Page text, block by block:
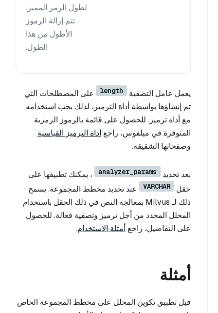
لطول الرمز المميز.
تتم إزالة الرموز
الأطول من هذا
الطول.
يعمل عامل التصفية length
على المصطلحات التي
تم إنشاؤها بواسطة أداة الترميز، لذلك يجب استخدامه
مع أداة ترميز. للحصول على قائمة بالرموز الرمزية
المتوفرة في ميلفوس، راجع أداة الترميز القياسية
وصفحاتها الشقيقة.
بعد تحديد analyzer_params
، يمكنك تطبيقها على
حقل
VARCHAR
عند تحديد مخطط المجموعة. يسمح
ذلك لـ Milvus بمعالجة النص في ذلك الحقل باستخدام
المحلل المحدد من أجل ترميز وتصفية فعالة. للحصول
على التفاصيل، راجع أمثلة الاستخدام.
أمثلة
قبل تطبيق تكوين المحلل على مخطط المجموعة الخاص